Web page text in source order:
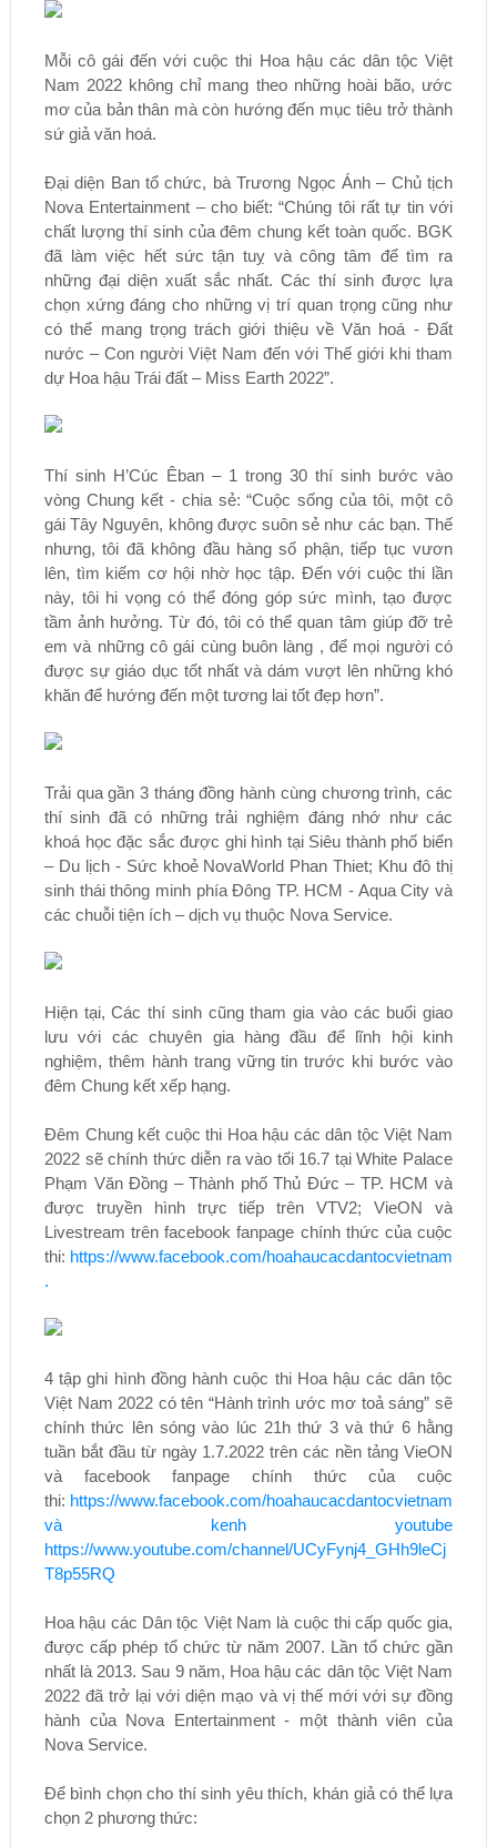
Mỗi cô gái đến với cuộc thi Hoa hậu các dân tộc Việt
Nam 2022 không chỉ mang theo những hoài bão, ước
mơ của bản thân mà còn hướng đến mục tiêu trở thành
sứ giả văn hoá.
Đại diện Ban tổ chức, bà Trương Ngọc Ánh – Chủ tịch
Nova Entertainment – cho biết: “Chúng tôi rất tự tin với
chất lượng thí sinh của đêm chung kết toàn quốc. BGK
đã làm việc hết sức tận tuỵ và công tâm để tìm ra
những đại diện xuất sắc nhất. Các thí sinh được lựa
chọn xứng đáng cho những vị trí quan trọng cũng như
có thể mang trọng trách giới thiệu về Văn hoá - Đất
nước – Con người Việt Nam đến với Thế giới khi tham
dự Hoa hậu Trái đất – Miss Earth 2022”.
Thí sinh H’Cúc Êban – 1 trong 30 thí sinh bước vào
vòng Chung kết - chia sẻ: “Cuộc sống của tôi, một cô
gái Tây Nguyên, không được suôn sẻ như các bạn. Thế
nhưng, tôi đã không đầu hàng số phận, tiếp tục vươn
lên, tìm kiếm cơ hội nhờ học tập. Đến với cuộc thi lần
này, tôi hi vọng có thể đóng góp sức mình, tạo được
tầm ảnh hưởng. Từ đó, tôi có thể quan tâm giúp đỡ trẻ
em và những cô gái cùng buôn làng , để mọi người có
được sự giáo dục tốt nhất và dám vượt lên những khó
khăn để hướng đến một tương lai tốt đẹp hơn”.
Trải qua gần 3 tháng đồng hành cùng chương trình, các
thí sinh đã có những trải nghiệm đáng nhớ như các
khoá học đặc sắc được ghi hình tại Siêu thành phố biển
– Du lịch - Sức khoẻ NovaWorld Phan Thiet; Khu đô thị
sinh thái thông minh phía Đông TP. HCM - Aqua City và
các chuỗi tiện ích – dịch vụ thuộc Nova Service.
Hiện tại, Các thí sinh cũng tham gia vào các buổi giao
lưu với các chuyên gia hàng đầu để lĩnh hội kinh
nghiệm, thêm hành trang vững tin trước khi bước vào
đêm Chung kết xếp hạng.
Đêm Chung kết cuộc thi Hoa hậu các dân tộc Việt Nam
2022 sẽ chính thức diễn ra vào tối 16.7 tại White Palace
Phạm Văn Đồng – Thành phố Thủ Đức – TP. HCM và
được truyền hình trực tiếp trên VTV2; VieON và
Livestream trên facebook fanpage chính thức của cuộc
thi: https://www.facebook.com/hoahaucacdantocvietnam
.
4 tập ghi hình đồng hành cuộc thi Hoa hậu các dân tộc
Việt Nam 2022 có tên “Hành trình ước mơ toả sáng” sẽ
chính thức lên sóng vào lúc 21h thứ 3 và thứ 6 hằng
tuần bắt đầu từ ngày 1.7.2022 trên các nền tảng VieON
và facebook fanpage chính thức của cuộc
thi: https://www.facebook.com/hoahaucacdantocvietnam
và kenh youtube
https://www.youtube.com/channel/UCyFynj4_GHh9leCj
T8p55RQ
Hoa hậu các Dân tộc Việt Nam là cuộc thi cấp quốc gia,
được cấp phép tổ chức từ năm 2007. Lần tổ chức gần
nhất là 2013. Sau 9 năm, Hoa hậu các dân tộc Việt Nam
2022 đã trở lại với diện mạo và vị thế mới với sự đồng
hành của Nova Entertainment - một thành viên của
Nova Service.
Để bình chọn cho thí sinh yêu thích, khán giả có thể lựa
chọn 2 phương thức: